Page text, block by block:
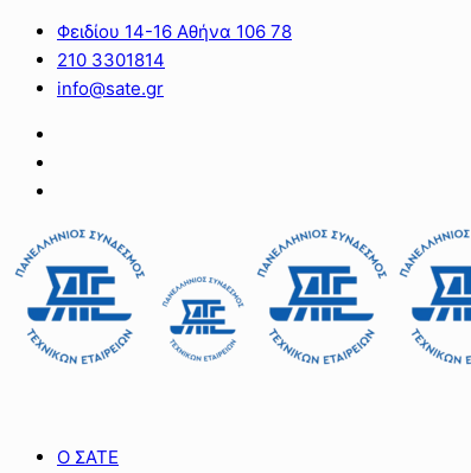
Φειδίου 14-16 Αθήνα 106 78
210 3301814
info@sate.gr
Ο ΣΑΤΕ